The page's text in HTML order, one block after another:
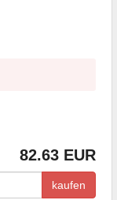
82.63 EUR
kaufen